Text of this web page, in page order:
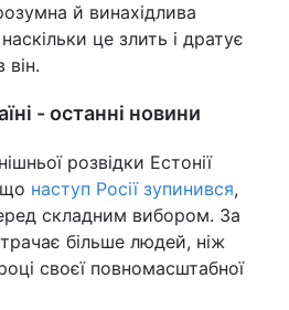
й винахідлива
це злить і дратує
він.
- останні новини
розвідки Естонії
що наступ Росії зупинився,
складним вибором. За
більше людей, ніж
своєї повномасштабної